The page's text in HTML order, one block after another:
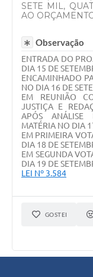
SETE MIL,
AO
Observação
ENTRADA DO
DIA 15 DE
ENCAMINHADO
NO DIA 16 DE
EM REUNIÃO
JUSTIÇA E
APÓS ANÁLISE
MATÉRIA NO DIA
EM PRIMEIRA
DIA 18 DE
EM SEGUNDA
DIA 19 DE
LEI Nº 3.584
GOSTEI